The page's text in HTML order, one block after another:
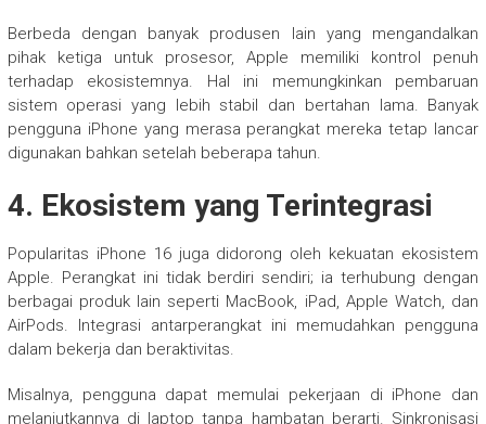
Berbeda dengan banyak produsen lain yang mengandalkan
pihak ketiga untuk prosesor, Apple memiliki kontrol penuh
terhadap ekosistemnya. Hal ini memungkinkan pembaruan
sistem operasi yang lebih stabil dan bertahan lama. Banyak
pengguna iPhone yang merasa perangkat mereka tetap lancar
digunakan bahkan setelah beberapa tahun.
4. Ekosistem yang Terintegrasi
Popularitas iPhone 16 juga didorong oleh kekuatan ekosistem
Apple. Perangkat ini tidak berdiri sendiri; ia terhubung dengan
berbagai produk lain seperti MacBook, iPad, Apple Watch, dan
AirPods. Integrasi antarperangkat ini memudahkan pengguna
dalam bekerja dan beraktivitas.
Misalnya, pengguna dapat memulai pekerjaan di iPhone dan
melanjutkannya di laptop tanpa hambatan berarti. Sinkronisasi